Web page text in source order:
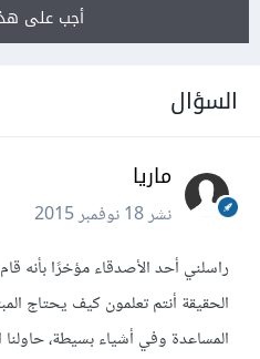
أجب على
السؤال
ماريا
نشر18 نوفمبر 2015
راسلني أحد الأصدقاء مؤخرًا بأنه
الحقيقة أنتم تعلمون كيف يحتاج
المساعدة وفي أشياء بسيطة،